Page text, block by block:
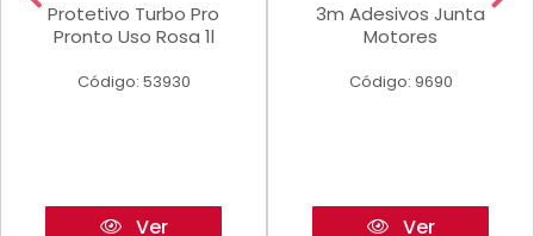
Protetivo Turbo Pro
Pronto Uso Rosa 1l
Código: 53930
Ver
3m Adesivos Junta
Motores
Código: 9690
Ver